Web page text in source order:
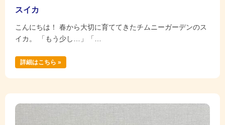
スイカ
こんにちは！ 春から大切に育ててきたチムニーガーデンのス
イカ。 「もう少し…」「…
詳細はこちら »